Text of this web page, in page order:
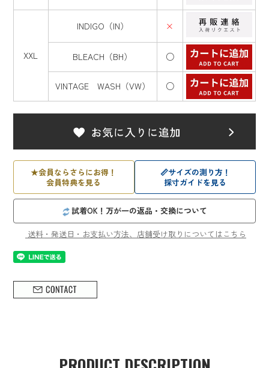
XXL
INDIGO（IN） ×
BLEACH（BH） ○
VINTAGE WASH（VW） ○
★会員ならさらにお得！
会員特典を見る
📏サイズの測り方！
採寸ガイドを見る
試着OK！万が一の返品・交換について
送料・発送日・お支払い方法、店舗受け取りについてはこちら